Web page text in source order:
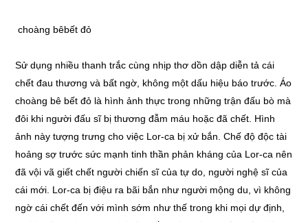
choàng bêbết đỏ
Sử dụng nhiều thanh trắc cùng nhịp thơ dồn dập diễn tả cái
chết đau thương và bất ngờ, không một dấu hiệu báo trước. Áo
choàng bê bết đỏ là hình ảnh thực trong những trận đấu bò mà
đôi khi người đấu sĩ bị thương đẫm máu hoặc đã chết. Hình
ảnh này tượng trưng cho việc Lor-ca bị xử bắn. Chế độ độc tài
hoảng sợ trước sức mạnh tinh thần phản kháng của Lor-ca nên
đã vội vã giết chết người chiến sĩ của tự do, người nghệ sĩ của
cái mới. Lor-ca bị điệu ra bãi bắn như người mộng du, vì không
ngờ cái chết đến với mình sớm như thế trong khi mọi dự định,